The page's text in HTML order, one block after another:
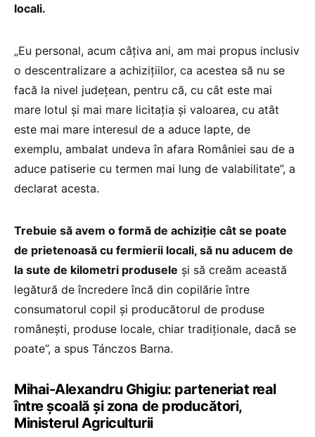
locali.
„Eu personal, acum câțiva ani, am mai propus inclusiv
o descentralizare a achizițiilor, ca acestea să nu se
facă la nivel județean, pentru că, cu cât este mai
mare lotul și mai mare licitația și valoarea, cu atât
este mai mare interesul de a aduce lapte, de
exemplu, ambalat undeva în afara României sau de a
aduce patiserie cu termen mai lung de valabilitate”, a
declarat acesta.
Trebuie să avem o formă de achiziție cât se poate
de prietenoasă cu fermierii locali, să nu aducem de
la sute de kilometri produsele și să creăm această
legătură de încredere încă din copilărie între
consumatorul copil și producătorul de produse
românești, produse locale, chiar tradiționale, dacă se
poate”, a spus Tánczos Barna.
Mihai-Alexandru Ghigiu: parteneriat real
între școală și zona de producători,
Ministerul Agriculturii